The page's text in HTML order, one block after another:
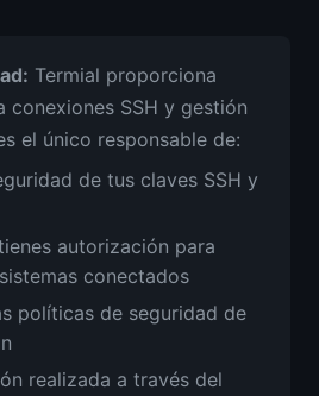
: Termial proporciona
conexiones SSH y gestión
el único responsable de:
de tus claves SSH y
autorización para
conectados
políticas de seguridad de
realizada a través del